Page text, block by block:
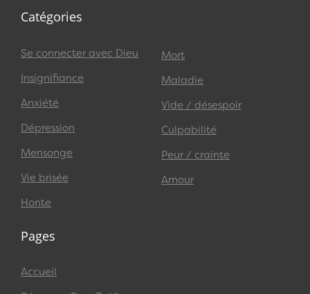
Catégories
Se connecter avec Dieu
Insignifiance
Anxiété
Dépression
Mensonge
Vie brisée
Honte
Mort
Maladie
Vide / désespoir
Culpabilité
Peur / crainte
Amour
Pages
Accueil